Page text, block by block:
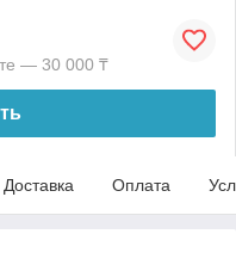
— 30 000 ₸
Доставка Оплата